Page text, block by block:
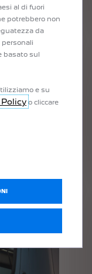
al di fuori
potrebbero non
da
basato sul
e su
o cliccare